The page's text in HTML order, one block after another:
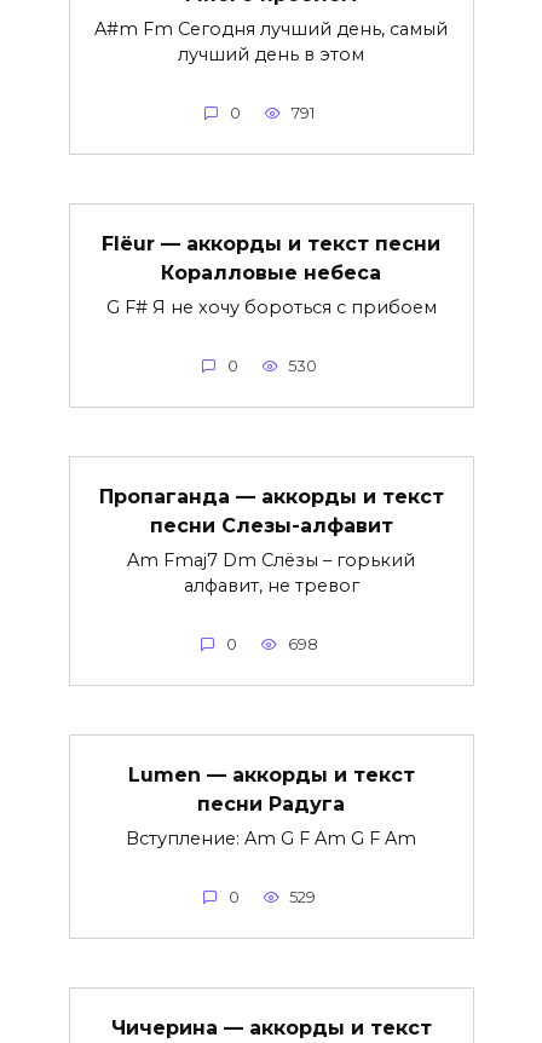
A#m Fm Сегодня лучший день, самый
лучший день в этом
0 791
Flëur — аккорды и текст песни
Коралловые небеса
G F# Я не хочу бороться с прибоем
0 530
Пропаганда — аккорды и текст
песни Слезы-алфавит
Am Fmaj7 Dm Слёзы – горький
алфавит, не тревог
0 698
Lumen — аккорды и текст
песни Радуга
Вступление: Am G F Am G F Am
0 529
Чичерина — аккорды и текст